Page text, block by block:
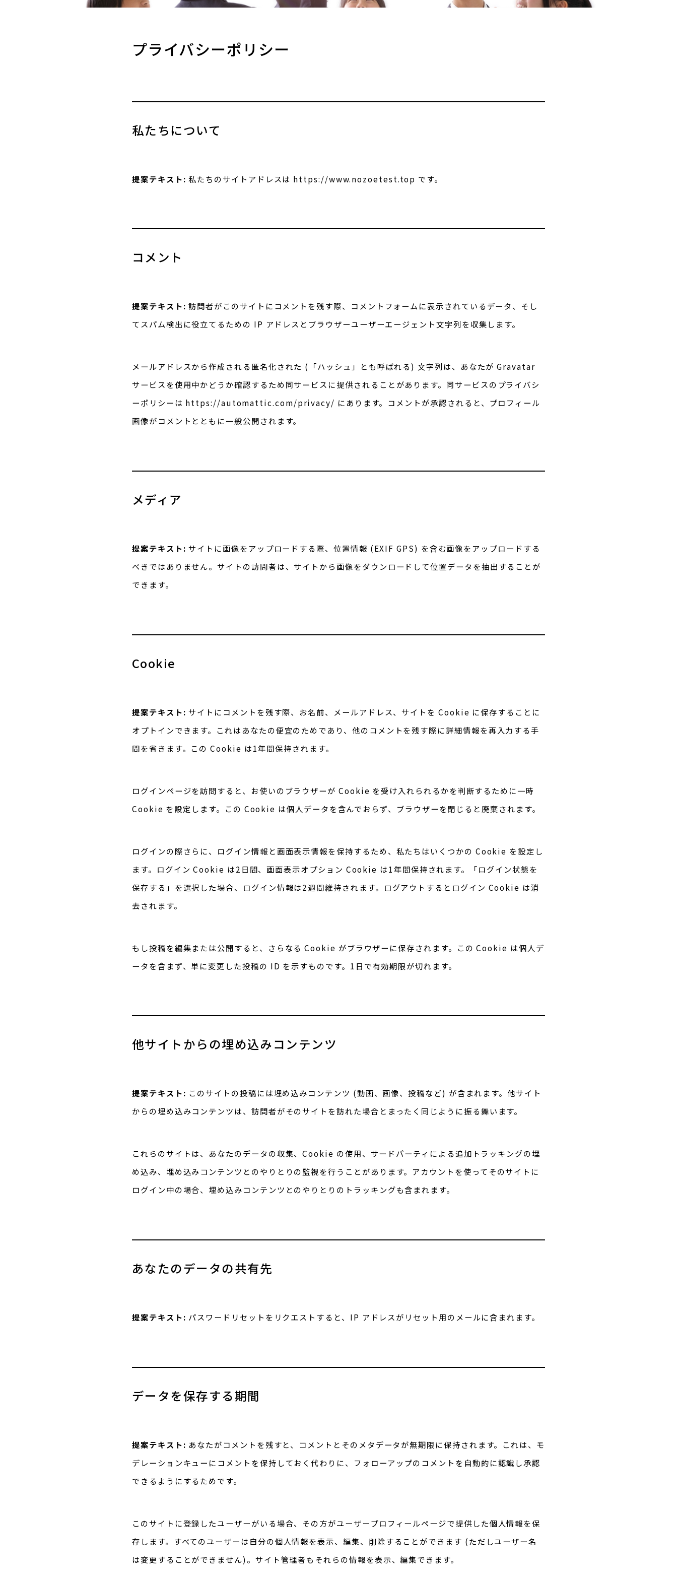
プライバシーポリシー
私たちについて
提案テキスト:私たちのサイトアドレスは https://www.nozoetest.top です。
コメント
提案テキスト:訪問者がこのサイトにコメントを残す際、コメントフォームに表示されているデータ、そし
てスパム検出に役立てるための IP アドレスとブラウザーユーザーエージェント文字列を収集します。
メールアドレスから作成される匿名化された (「ハッシュ」とも呼ばれる) 文字列は、あなたが Gravatar
サービスを使用中かどうか確認するため同サービスに提供されることがあります。同サービスのプライバシ
ーポリシーは https://automattic.com/privacy/ にあります。コメントが承認されると、プロフィール
画像がコメントとともに一般公開されます。
メディア
提案テキスト:サイトに画像をアップロードする際、位置情報 (EXIF GPS) を含む画像をアップロードする
べきではありません。サイトの訪問者は、サイトから画像をダウンロードして位置データを抽出することが
できます。
Cookie
提案テキスト:サイトにコメントを残す際、お名前、メールアドレス、サイトを Cookie に保存することに
オプトインできます。これはあなたの便宜のためであり、他のコメントを残す際に詳細情報を再入力する手
間を省きます。この Cookie は1年間保持されます。
ログインページを訪問すると、お使いのブラウザーが Cookie を受け入れられるかを判断するために一時
Cookie を設定します。この Cookie は個人データを含んでおらず、ブラウザーを閉じると廃棄されます。
ログインの際さらに、ログイン情報と画面表示情報を保持するため、私たちはいくつかの Cookie を設定し
ます。ログイン Cookie は2日間、画面表示オプション Cookie は1年間保持されます。「ログイン状態を
保存する」を選択した場合、ログイン情報は2週間維持されます。ログアウトするとログイン Cookie は消
去されます。
もし投稿を編集または公開すると、さらなる Cookie がブラウザーに保存されます。この Cookie は個人デ
ータを含まず、単に変更した投稿の ID を示すものです。1日で有効期限が切れます。
他サイトからの埋め込みコンテンツ
提案テキスト: このサイトの投稿には埋め込みコンテンツ (動画、画像、投稿など) が含まれます。他サイト
からの埋め込みコンテンツは、訪問者がそのサイトを訪れた場合とまったく同じように振る舞います。
これらのサイトは、あなたのデータの収集、Cookie の使用、サードパーティによる追加トラッキングの埋
め込み、埋め込みコンテンツとのやりとりの監視を行うことがあります。アカウントを使ってそのサイトに
ログイン中の場合、埋め込みコンテンツとのやりとりのトラッキングも含まれます。
あなたのデータの共有先
提案テキスト: パスワードリセットをリクエストすると、IP アドレスがリセット用のメールに含まれます。
データを保存する期間
提案テキスト: あなたがコメントを残すと、コメントとそのメタデータが無期限に保持されます。これは、モ
デレーションキューにコメントを保持しておく代わりに、フォローアップのコメントを自動的に認識し承認
できるようにするためです。
このサイトに登録したユーザーがいる場合、その方がユーザープロフィールページで提供した個人情報を保
存します。すべてのユーザーは自分の個人情報を表示、編集、削除することができます (ただしユーザー名
は変更することができません)。サイト管理者もそれらの情報を表示、編集できます。